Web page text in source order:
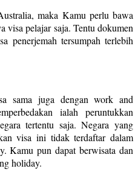
maka Kamu perlu bawa
visa pelajar saja. Tentu dokumen
penerjemah tersumpah terlebih
sama juga dengan work and
ialah peruntukkan
tertentu saja. Negara yang
visa ini tidak terdaftar dalam
Kamu pun dapat berwisata dan
holiday.